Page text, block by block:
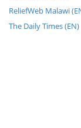
ReliefWeb Malawi
The Daily Times (EN)